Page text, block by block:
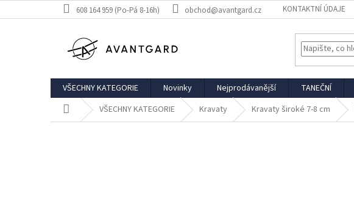
na
608 164 959 (Po-Pá 8-16h) obchod@avantgard.cz KONTAKTNÍ ÚDAJE
VŠECHNY KATEGORIE Novinky Nejprodávanější TANEČNÍ
Domů VŠECHNY KATEGORIE Kravaty Kravaty široké 7-8 cm